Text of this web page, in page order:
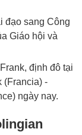
đạo sang Công
Giáo hội và
định đô tại
(Francia) -
ngày nay.